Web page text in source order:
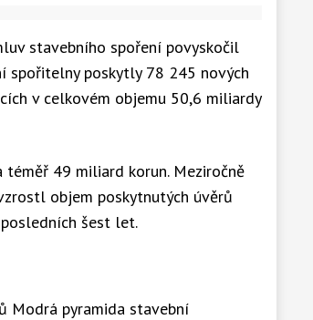
stavebního spoření povyskočil
spořitelny poskytly 78 245 nových
v celkovém objemu 50,6 miliardy
49 miliard korun. Meziročně
objem poskytnutých úvěrů
posledních šest let.
Modrá pyramida stavební